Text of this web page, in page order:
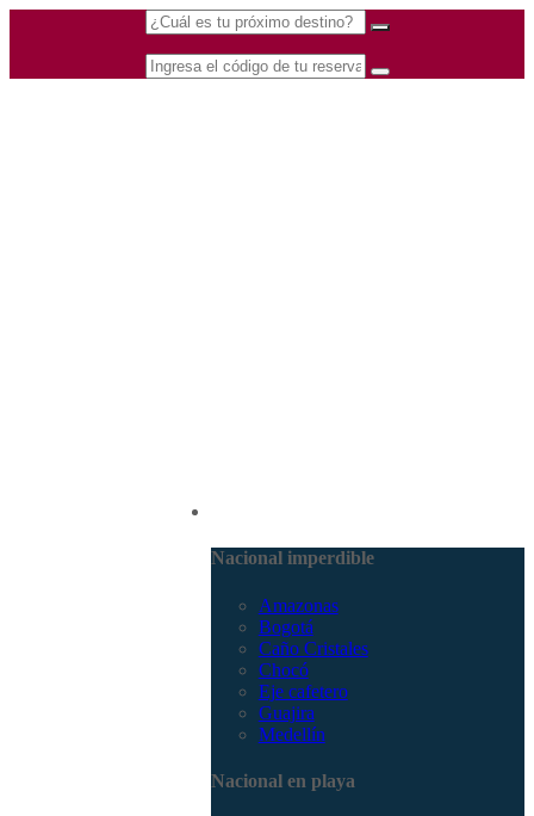
Nacional imperdible
Amazonas
Bogotá
Caño Cristales
Chocó
Eje cafetero
Guajira
Medellín
Nacional en playa